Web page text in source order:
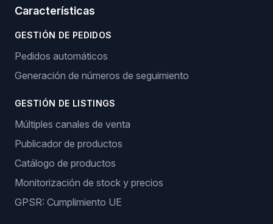
Características
GESTIÓN DE PEDIDOS
Pedidos automáticos
Generación de números de seguimiento
GESTIÓN DE LISTINGS
Múltiples canales de venta
Publicador de productos
Catálogo de productos
Monitorización de stock y precios
GPSR: Cumplimiento UE